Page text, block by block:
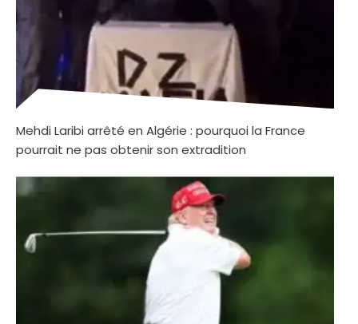
Mehdi Laribi arrêté en Algérie : pourquoi la France
pourrait ne pas obtenir son extradition